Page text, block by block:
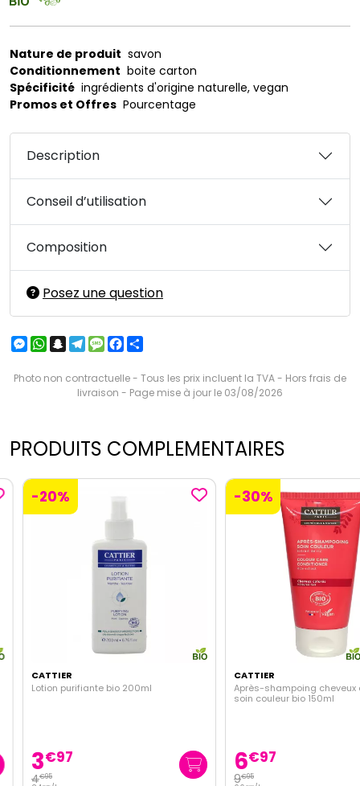
Nature de produit savon
Conditionnement boite carton
Spécificité ingrédients d'origine naturelle, vegan
Promos et Offres Pourcentage
Description
Conseil d’utilisation
Composition
Posez une question
Messenger
WhatsApp
Snapchat
Telegram
MessageFacebook
Photo non contractuelle - Tous les prix incluent la TVA - Hors frais de
livraison - Page mise à jour le 03/08/2026
PRODUITS COMPLEMENTAIRES
-20%
CATTIER
Lotion purifiante bio 200ml
3€97
€95
-30%
CATTIER
Après-shampoing cheveux
soin couleur bio 150ml
6€97
€95